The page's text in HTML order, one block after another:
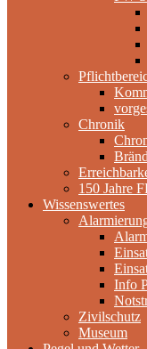
Chronik
150 Jahre
Wissenswertes
Info
Zivilschutz
Museum